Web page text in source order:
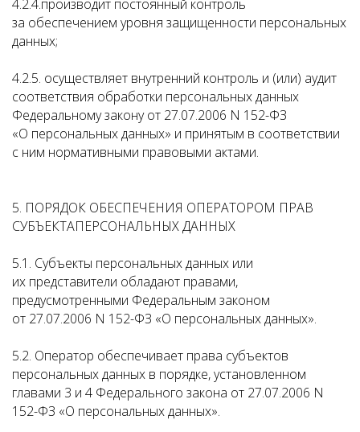
4.2.4.производит постоянный контроль
за обеспечением уровня защищенности персональных
данных;
4.2.5. осуществляет внутренний контроль и (или) аудит
соответствия обработки персональных данных
Федеральному закону от 27.07.2006 N 152-ФЗ
«О персональных данных» и принятым в соответствии
с ним нормативными правовыми актами.
5. ПОРЯДОК ОБЕСПЕЧЕНИЯ ОПЕРАТОРОМ ПРАВ
СУБЪЕКТАПЕРСОНАЛЬНЫХ ДАННЫХ
5.1. Субъекты персональных данных или
их представители обладают правами,
предусмотренными Федеральным законом
от 27.07.2006 N 152-ФЗ «О персональных данных».
5.2. Оператор обеспечивает права субъектов
персональных данных в порядке, установленном
главами 3 и 4 Федерального закона от 27.07.2006 N
152-ФЗ «О персональных данных».